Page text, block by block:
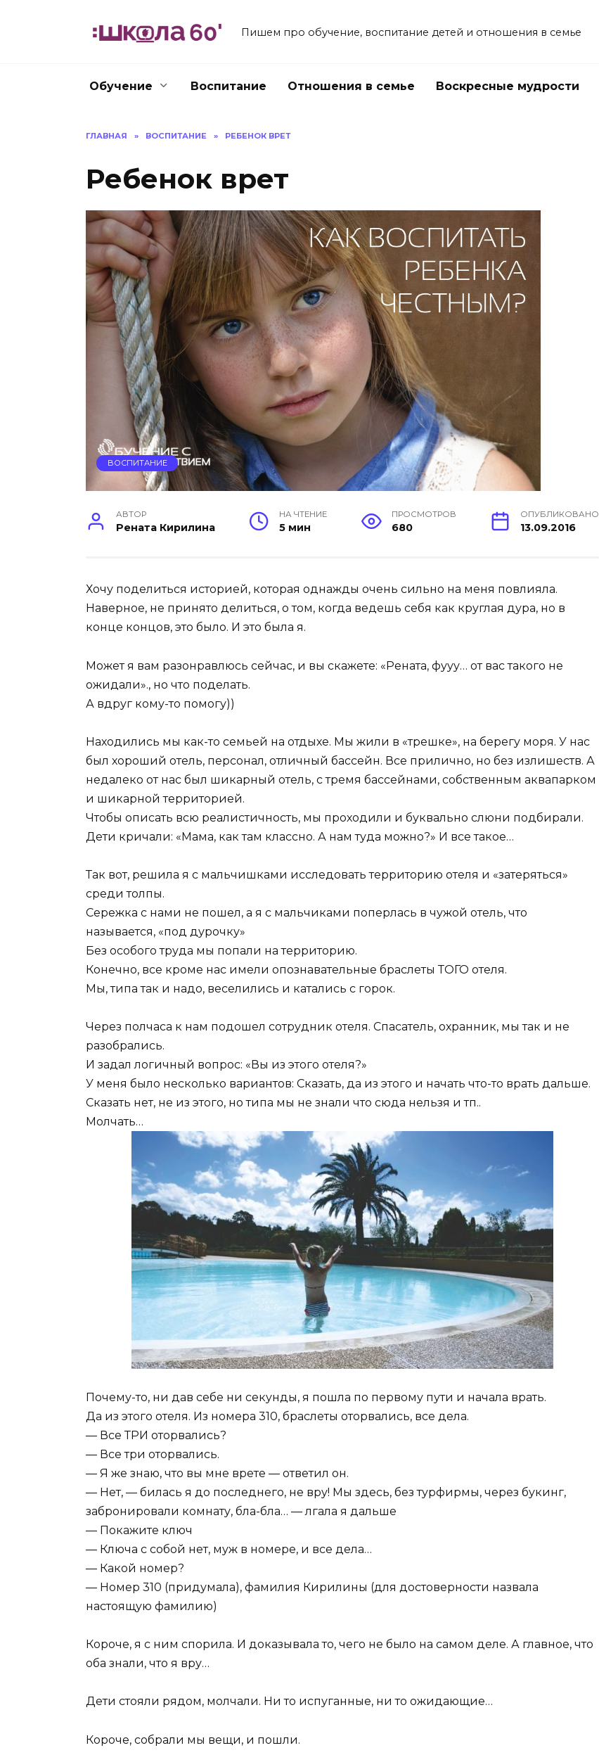
Пишем про обучение, воспитание детей и отношения в семье
Обучение Воспитание Отношения в семье Воскресные мудрости
ГЛАВНАЯ » ВОСПИТАНИЕ » РЕБЕНОК ВРЕТ
Ребенок врет
ВОСПИТАНИЕ
АВТОР
Рената Кирилина
НА ЧТЕНИЕ
5 мин
ПРОСМОТРОВ
680
ОПУБЛИКОВАНО
13.09.2016
Хочу поделиться историей, которая однажды очень сильно на меня повлияла.
Наверное, не принято делиться, о том, когда ведешь себя как круглая дура, но в
конце концов, это было. И это была я.
Может я вам разонравлюсь сейчас, и вы скажете: «Рената, фууу… от вас такого не
ожидали»., но что поделать.
А вдруг кому-то помогу))
Находились мы как-то семьей на отдыхе. Мы жили в «трешке», на берегу моря. У нас
был хороший отель, персонал, отличный бассейн. Все прилично, но без излишеств. А
недалеко от нас был шикарный отель, с тремя бассейнами, собственным аквапарком
и шикарной территорией.
Чтобы описать всю реалистичность, мы проходили и буквально слюни подбирали.
Дети кричали: «Мама, как там классно. А нам туда можно?» И все такое…
Так вот, решила я с мальчишками исследовать территорию отеля и «затеряться»
среди толпы.
Сережка с нами не пошел, а я с мальчиками поперлась в чужой отель, что
называется, «под дурочку»
Без особого труда мы попали на территорию.
Конечно, все кроме нас имели опознавательные браслеты ТОГО отеля.
Мы, типа так и надо, веселились и катались с горок.
Через полчаса к нам подошел сотрудник отеля. Спасатель, охранник, мы так и не
разобрались.
И задал логичный вопрос: «Вы из этого отеля?»
У меня было несколько вариантов: Сказать, да из этого и начать что-то врать дальше.
Сказать нет, не из этого, но типа мы не знали что сюда нельзя и тп..
Молчать…
Почему-то, ни дав себе ни секунды, я пошла по первому пути и начала врать.
Да из этого отеля. Из номера 310, браслеты оторвались, все дела.
— Все ТРИ оторвались?
— Все три оторвались.
— Я же знаю, что вы мне врете — ответил он.
— Нет, — билась я до последнего, не вру! Мы здесь, без турфирмы, через букинг,
забронировали комнату, бла-бла… — лгала я дальше
— Покажите ключ
— Ключа с собой нет, муж в номере, и все дела…
— Какой номер?
— Номер 310 (придумала), фамилия Кирилины (для достоверности назвала
настоящую фамилию)
Короче, я с ним спорила. И доказывала то, чего не было на самом деле. А главное, что
оба знали, что я вру…
Дети стояли рядом, молчали. Ни то испуганные, ни то ожидающие…
Короче, собрали мы вещи, и пошли.